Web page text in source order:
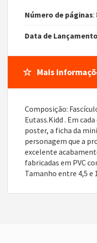
Número de páginas:
Data de
Mais
Composição:
Eutass.Kidd . Em
poster, a ficha da
personagem que a
excelente
fabricadas em PVC
Tamanho entre 4,5 e